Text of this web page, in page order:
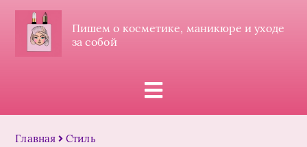
Пишем о косметике, маникюре и уходе
за собой
Главная Стиль